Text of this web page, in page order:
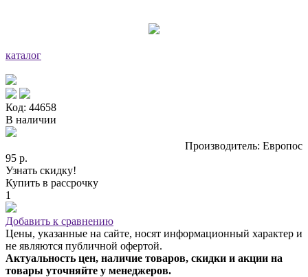
каталог
Код: 44658
В наличии
Производитель: Европос
95 р.
Узнать скидку!
Купить в рассрочку
1
Добавить к сравнению
Цены, указанные на сайте, носят информационный характер и
не являются публичной офертой.
Актуальность цен, наличие товаров, скидки и акции на
товары уточняйте у менеджеров.